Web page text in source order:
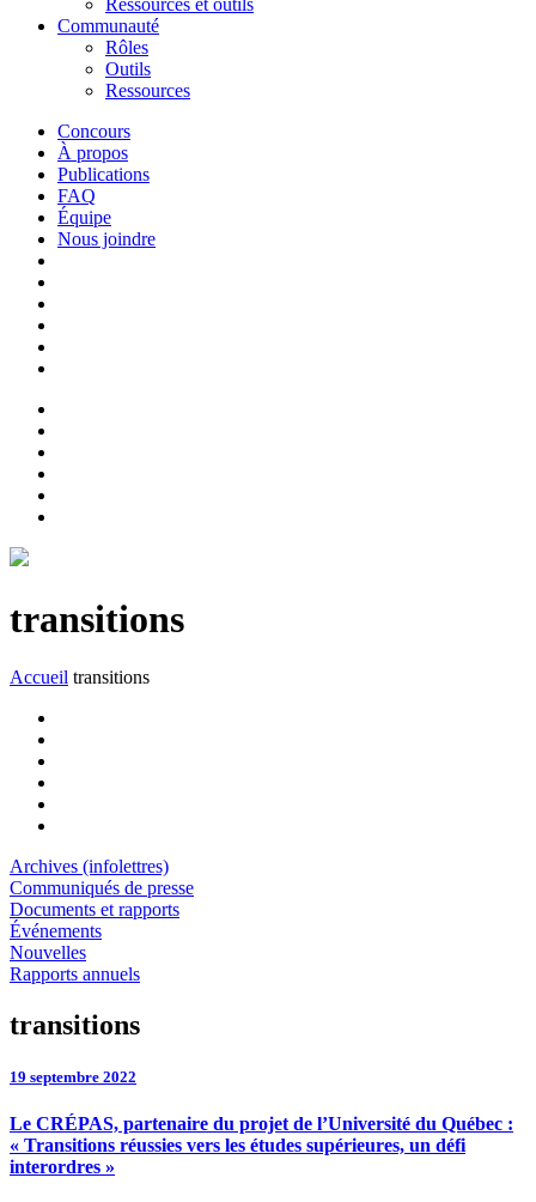
Ressources et outils
Communauté
Rôles
Outils
Ressources
Concours
À propos
Publications
FAQ
Équipe
Nous joindre
transitions
Accueil transitions
Archives (infolettres)
Communiqués de presse
Documents et rapports
Événements
Nouvelles
Rapports annuels
transitions
19 septembre 2022
Le CRÉPAS, partenaire du projet de l’Université du Québec :
« Transitions réussies vers les études supérieures, un défi
interordres »